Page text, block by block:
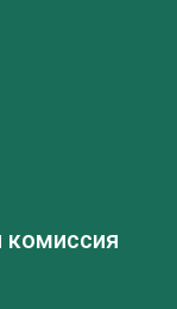
комиссия